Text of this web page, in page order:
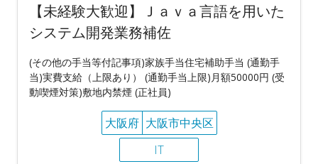
【未経験大歓迎】Ｊａｖａ言語を用いた
システム開発業務補佐
(その他の手当等付記事項)家族手当住宅補助手当 (通勤手
当)実費支給（上限あり） (通勤手当上限)月額50000円 (受
動喫煙対策)敷地内禁煙 (正社員)
大阪府 大阪市中央区
IT